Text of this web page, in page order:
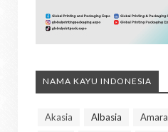
NAMA KAYU INDONESIA
Akasia Albasia Amara